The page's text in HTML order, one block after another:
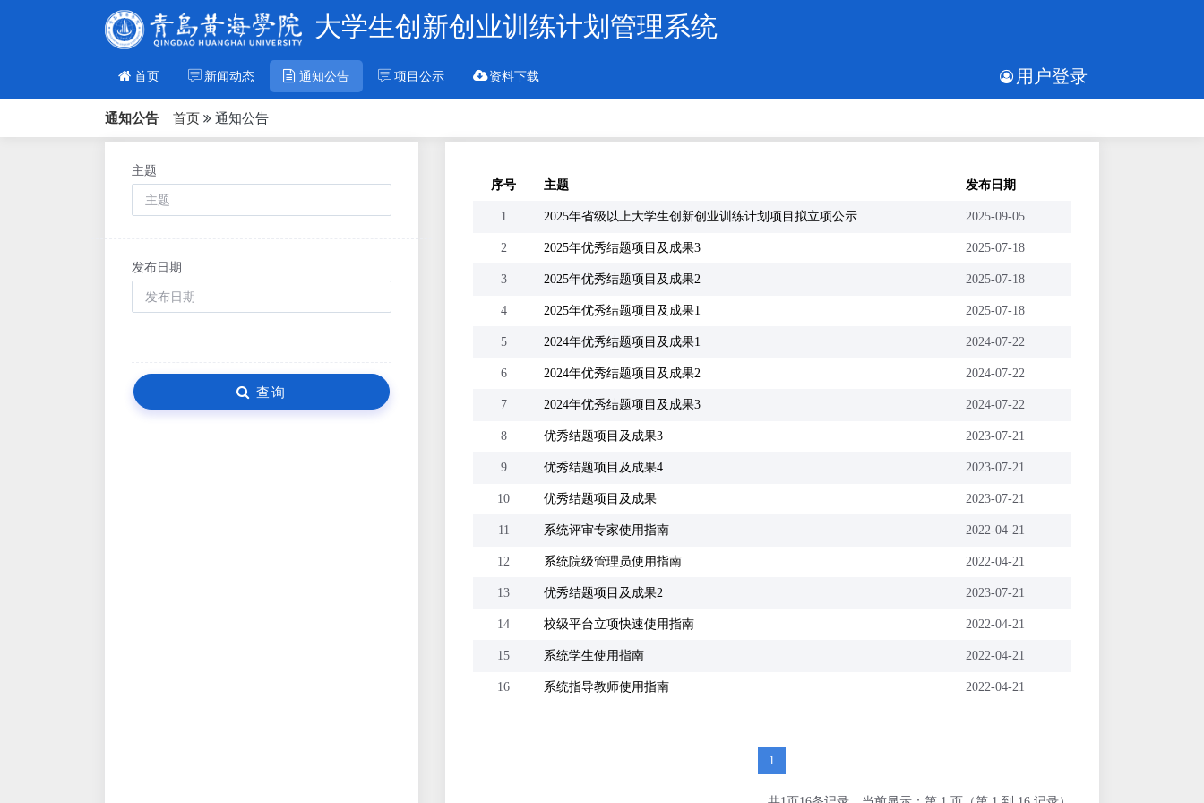
大学生创新创业训练计划管理系统
首页 新闻动态 通知公告 项目公示 资料下载 用户登录
通知公告 首页 通知公告
主题
发布日期
查询
序号 主题 发布日期
1 2025年省级以上大学生创新创业训练计划项目拟立项公示 2025-09-05
2 2025年优秀结题项目及成果3 2025-07-18
3 2025年优秀结题项目及成果2 2025-07-18
4 2025年优秀结题项目及成果1 2025-07-18
5 2024年优秀结题项目及成果1 2024-07-22
6 2024年优秀结题项目及成果2 2024-07-22
7 2024年优秀结题项目及成果3 2024-07-22
8 优秀结题项目及成果3 2023-07-21
9 优秀结题项目及成果4 2023-07-21
10 优秀结题项目及成果 2023-07-21
11 系统评审专家使用指南 2022-04-21
12 系统院级管理员使用指南 2022-04-21
13 优秀结题项目及成果2 2023-07-21
14 校级平台立项快速使用指南 2022-04-21
15 系统学生使用指南 2022-04-21
16 系统指导教师使用指南 2022-04-21
1